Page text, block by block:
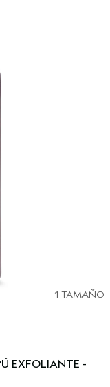
1 TAMAÑO
EXFOLIANTE -